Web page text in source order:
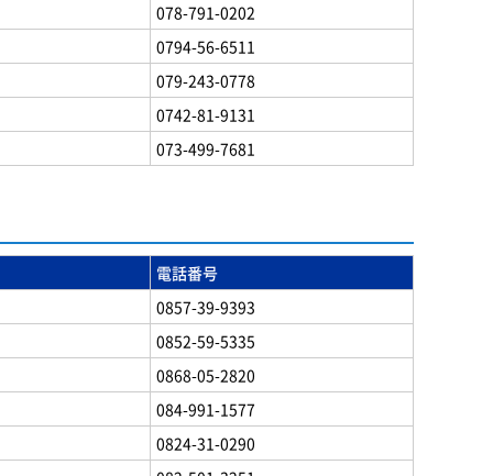
078-791-0202
0794-56-6511
079-243-0778
0742-81-9131
073-499-7681
電話番号
0857-39-9393
0852-59-5335
0868-05-2820
084-991-1577
0824-31-0290